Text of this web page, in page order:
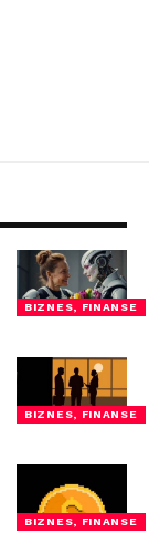
BIZNES, FINANSE
BIZNES, FINANSE
BIZNES, FINANSE